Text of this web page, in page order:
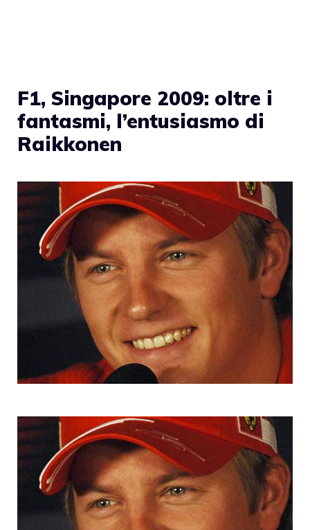
F1, Singapore 2009: oltre i
fantasmi, l’entusiasmo di
Raikkonen